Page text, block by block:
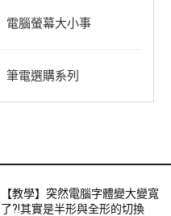
電腦螢幕大小事
筆電選購系列
【教學】突然電腦字體變大變寬
了?!其實是半形與全形的切換